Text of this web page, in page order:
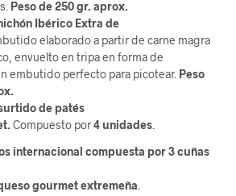
Peso de 250 gr. aprox.
Ibérico Extra de
elaborado a partir de carne magra
envuelto en tripa en forma de
embutido perfecto para picotear. Peso
de patés
Compuesto por4 unidades.
internacional compuesta por 3 cuñas
gourmet extremeña.